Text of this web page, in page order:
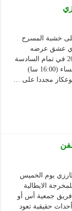
خشبة المسرح
عشق عرضه
“الناعورة” وذلك أمسية غد الخميس 27 فيفري 2020 في تمام السادسة
(18:00سا)، والسبت 29 فيفري 2020 في الرابعة مساء (16:00 سا)
مجددا على …
يوم الخميس
الايطالية
جمعية أس أو
حقيقية تعود